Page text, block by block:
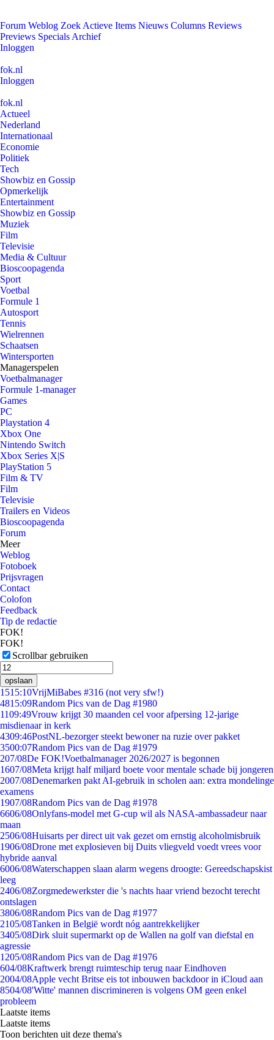
Forum Weblog Zoek Actieve Items Nieuws Columns Reviews
Previews Specials Archief
Inloggen
fok.nl
Inloggen
fok.nl
Actueel
Nederland
Internationaal
Economie
Politiek
Tech
Showbiz en Gossip
Opmerkelijk
Entertainment
Showbiz en Gossip
Muziek
Film
Televisie
Media & Cultuur
Bioscoopagenda
Sport
Voetbal
Formule 1
Autosport
Tennis
Wielrennen
Schaatsen
Wintersporten
Managerspelen
Voetbalmanager
Formule 1-manager
Games
PC
Playstation 4
Xbox One
Nintendo Switch
Xbox Series X|S
PlayStation 5
Film & TV
Film
Televisie
Trailers en Videos
Bioscoopagenda
Forum
Meer
Weblog
Fotoboek
Prijsvragen
Contact
Colofon
Feedback
Tip de redactie
FOK!
FOK!
Scrollbar gebruiken
opslaan
1515:10VrijMiBabes #316 (not very sfw!)
4815:09Random Pics van de Dag #1980
1109:49Vrouw krijgt 30 maanden cel voor afpersing 12-jarige
misdienaar in kerk
4309:46PostNL-bezorger steekt bewoner na ruzie over pakket
3500:07Random Pics van de Dag #1979
207/08De FOK!Voetbalmanager 2026/2027 is begonnen
1607/08Meta krijgt half miljard boete voor mentale schade bij jongeren
2007/08Denemarken pakt AI-gebruik in scholen aan: extra mondelinge
examens
1907/08Random Pics van de Dag #1978
6606/08Onlyfans-model met G-cup wil als NASA-ambassadeur naar
maan
2506/08Huisarts per direct uit vak gezet om ernstig alcoholmisbruik
1906/08Drone met explosieven bij Duits vliegveld voedt vrees voor
hybride aanval
6006/08Waterschappen slaan alarm wegens droogte: Gereedschapskist
leeg
2406/08Zorgmedewerkster die 's nachts haar vriend bezocht terecht
ontslagen
3806/08Random Pics van de Dag #1977
2105/08Tanken in België wordt nóg aantrekkelijker
3405/08Dirk sluit supermarkt op de Wallen na golf van diefstal en
agressie
1205/08Random Pics van de Dag #1976
604/08Kraftwerk brengt ruimteschip terug naar Eindhoven
2004/08Apple vecht Britse eis tot inbouwen backdoor in iCloud aan
8504/08'Witte' mannen discrimineren is volgens OM geen enkel
probleem
Laatste items
Laatste items
Toon berichten uit deze thema's